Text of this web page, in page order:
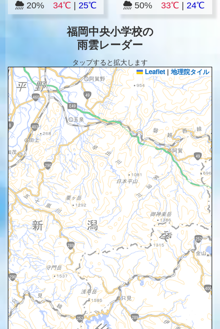
20% 34℃ 25℃ 50%33℃ |24℃
福岡中央小学校の
雨雲レーダー
タップすると拡大します
Leaflet | 地理院タイル